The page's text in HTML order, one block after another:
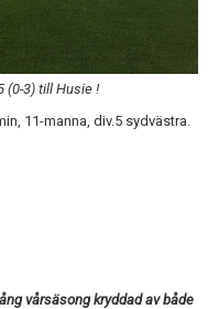
(0-3) till Husie !
11-manna, div.5 sydvästra.
vårsäsong kryddad av både